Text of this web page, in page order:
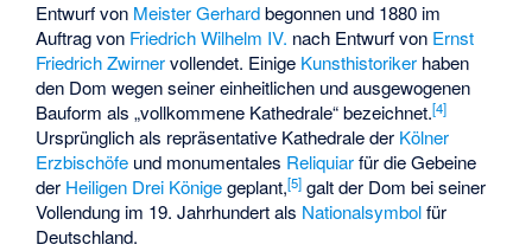
Entwurf von Meister Gerhardbegonnen und 1880 im
Auftrag von Friedrich Wilhelm IV. nach Entwurf von Ernst
Friedrich Zwirnervollendet. Einige Kunsthistoriker haben
den Dom wegen seiner einheitlichen und ausgewogenen
Bauform als „vollkommene Kathedrale“ bezeichnet.[4]
Ursprünglich als repräsentative Kathedrale der Kölner
Erzbischöfe und monumentales Reliquiarfür die Gebeine
der Heiligen Drei Königegeplant,[5] galt der Dom bei seiner
Vollendung im 19. Jahrhundert als Nationalsymbolfür
Deutschland.